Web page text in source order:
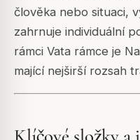
člověka nebo situaci,
zahrnuje individuální
rámci Vata rámce je
mající nejširší rozsah